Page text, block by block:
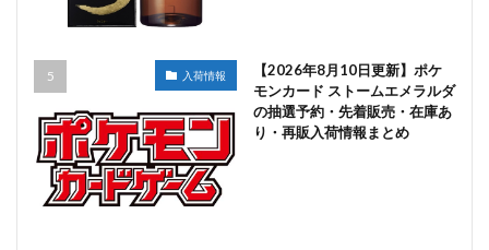
入荷情報
【2026年8月10日更新】ポケ
モンカード ストームエメラルダ
の抽選予約・先着販売・在庫あ
り・再販入荷情報まとめ